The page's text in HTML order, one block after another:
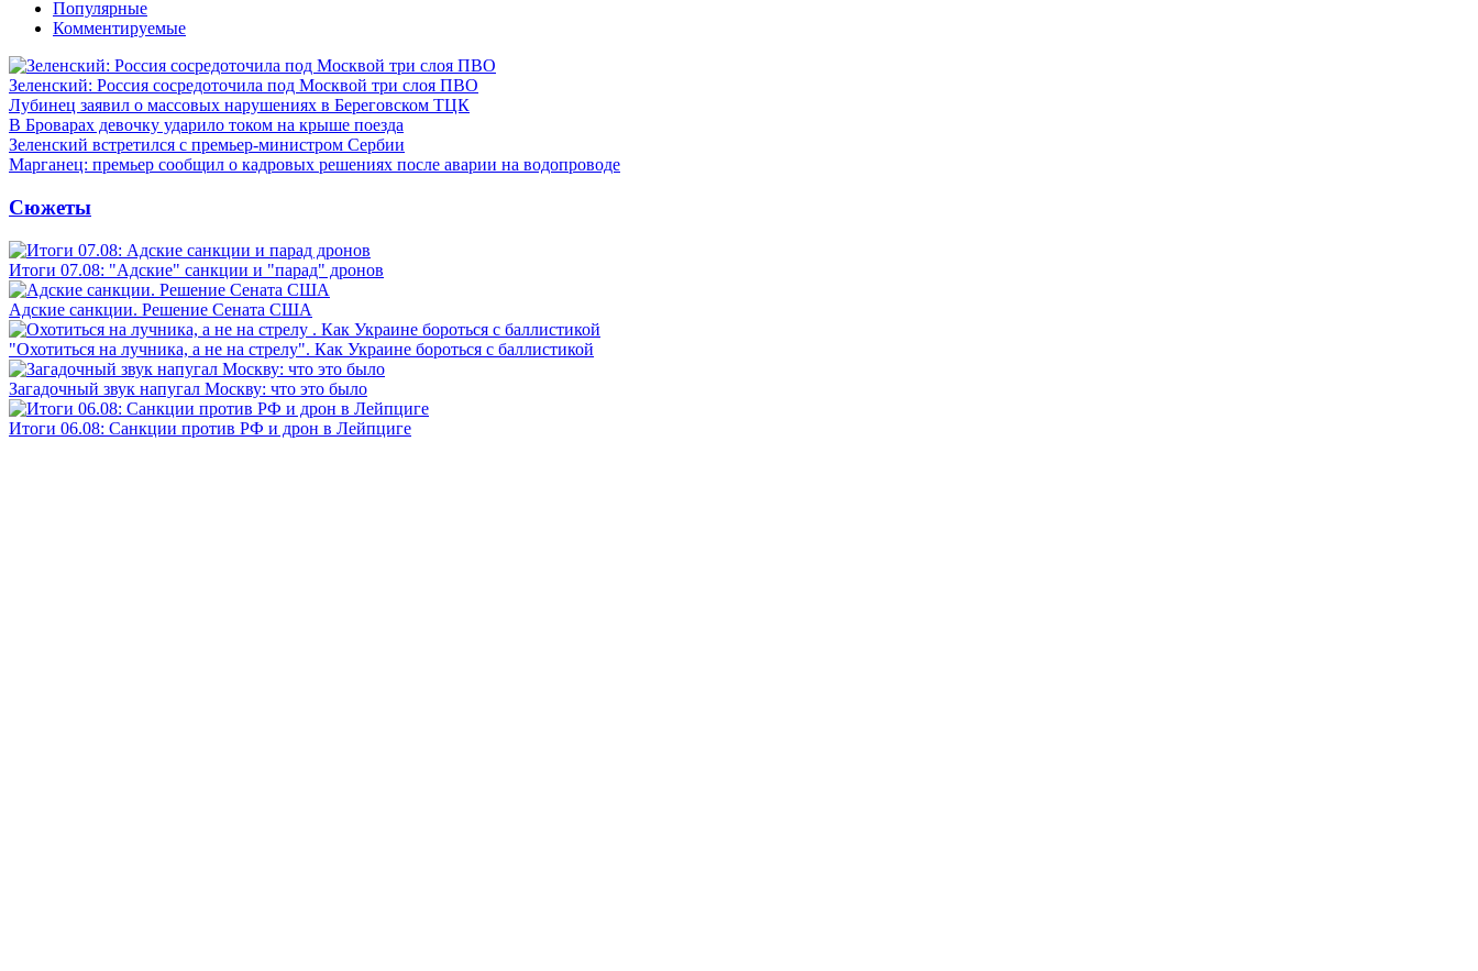
Популярные
Комментируемые
Зеленский: Россия сосредоточила под Москвой три слоя ПВО
Лубинец заявил о массовых нарушениях в Береговском ТЦК
В Броварах девочку ударило током на крыше поезда
Зеленский встретился с премьер-министром Сербии
Марганец: премьер сообщил о кадровых решениях после аварии на водопроводе
Сюжеты
Итоги 07.08: "Адские" санкции и "парад" дронов
Адские санкции. Решение Сената США
"Охотиться на лучника, а не на стрелу". Как Украине бороться с баллистикой
Загадочный звук напугал Москву: что это было
Итоги 06.08: Санкции против РФ и дрон в Лейпциге